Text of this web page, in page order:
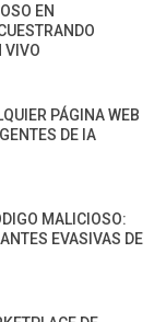
EN
VIVO
PÁGINA WEB
DE IA
MALICIOSO:
EVASIVAS DE